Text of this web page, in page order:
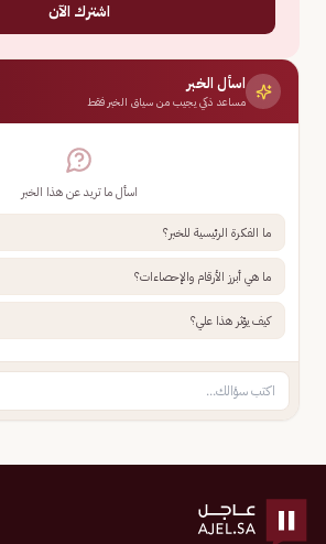
اشترك الآن
اسأل الخبر
مساعد ذكي يجيب من سياق الخبر فقط
اسأل ما تريد عن هذا الخبر
ما الفكرة الرئيسية للخبر؟
ما هي أبرز الأرقام والإحصاءات؟
كيف يؤثر هذا علي؟